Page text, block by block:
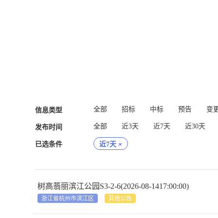
信息类型 全部 招标 中标 预告 变
发布时间 全部 近3天 近7天 近30天
已选条件 近7天 ×
树高翡丽滨江公园S3-2-6(2026-08-1417:00:00)
浙江省杭州市滨江区 其他公告